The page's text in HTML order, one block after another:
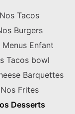
Nos Tacos
Burgers
Menus Enfant
Tacos bowl
Barquettes
Nos Frites
Desserts